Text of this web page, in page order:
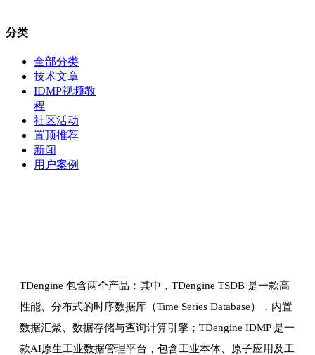
分类
全部分类
技术文章
IDMP视频教
程
社区活动
置顶推荐
新闻
用户案例
TDengine 包含两个产品：其中，TDengine TSDB 是一款高
性能、分布式的时序数据库（Time Series Database），内置
数据汇聚、数据存储与查询计算引擎；TDengine IDMP 是一
款AI原生工业数据管理平台，包含工业本体、原子应用及工